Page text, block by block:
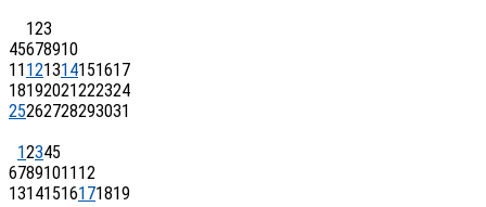
123
45678910
11 121314151617
18192021222324
25262728293031
12345
67891011 12
13141516171819